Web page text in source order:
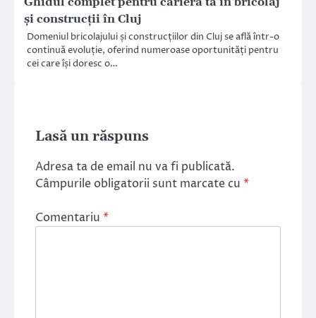
și construcții în Cluj
Domeniul bricolajului și construcțiilor din Cluj se află într-o
continuă evoluție, oferind numeroase oportunități pentru
cei care își doresc o…
Lasă un răspuns
Adresa ta de email nu va fi publicată.
Câmpurile obligatorii sunt marcate cu *
Comentariu *